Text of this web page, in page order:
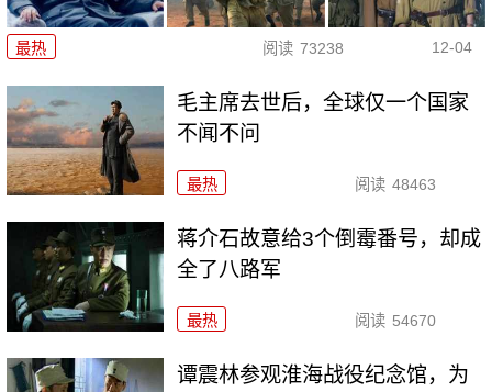
最热 阅读 73238 12-04
毛主席去世后，全球仅一个国家
不闻不问
最热 阅读 48463
蒋介石故意给3个倒霉番号，却成
全了八路军
最热 阅读 54670
谭震林参观淮海战役纪念馆，为